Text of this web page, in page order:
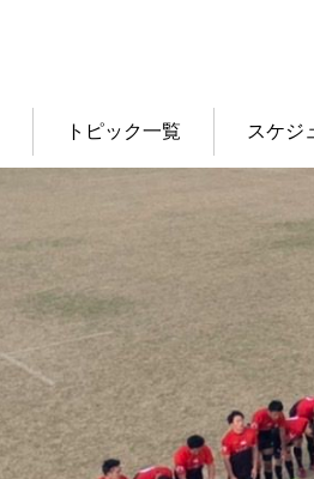
トピック一覧 スケジ